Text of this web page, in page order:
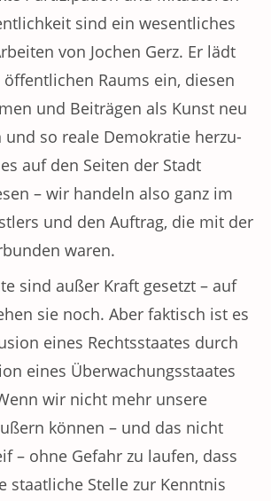
sind ein wesent­li­ches
von Jochen Gerz. Er lädt
Raums ein, diesen
und Beiträgen als Kunst neu
so reale Demokratie herzu­
auf den Seiten der Stadt
– wir handeln also ganz im
und den Auftrag, die mit der
waren.
sind außer Kraft gesetzt – auf
sie noch. Aber faktisch ist es
eines Rechtsstaates durch
eines Überwachungsstaates
wir nicht mehr unsere
können – und das nicht
– ohne Gefahr zu laufen, dass
staatliche Stelle zur Kenntnis